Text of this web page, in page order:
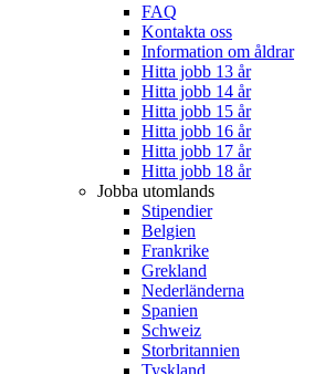
FAQ
Kontakta oss
Information om åldrar
Hitta jobb 13 år
Hitta jobb 14 år
Hitta jobb 15 år
Hitta jobb 16 år
Hitta jobb 17 år
Hitta jobb 18 år
Jobba utomlands
Stipendier
Belgien
Frankrike
Grekland
Nederländerna
Spanien
Schweiz
Storbritannien
Tyskland